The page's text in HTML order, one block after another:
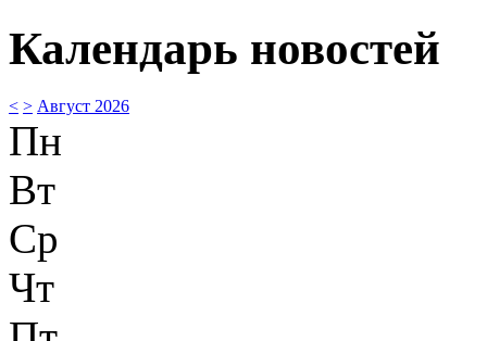
Календарь новостей
< > Август 2026
Пн
Вт
Ср
Чт